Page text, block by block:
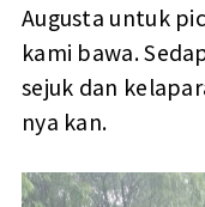
Augusta untuk
kami bawa.
sejuk dan
nya kan.